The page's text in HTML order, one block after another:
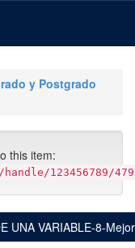
y Postgrado
this item:
123456789/
UNA VARIABLE-8-